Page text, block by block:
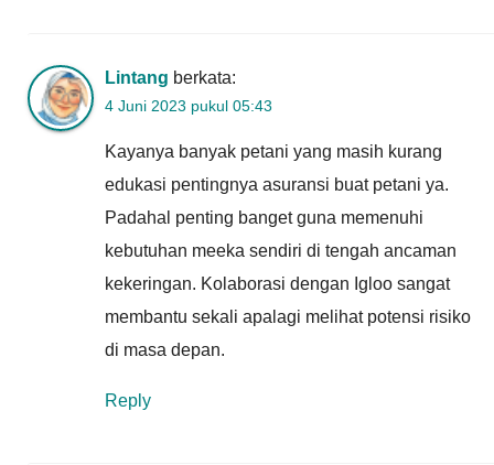
Lintang berkata:
4 Juni 2023 pukul 05:43
Kayanya banyak petani yang masih kurang
edukasi pentingnya asuransi buat petani ya.
Padahal penting banget guna memenuhi
kebutuhan meeka sendiri di tengah ancaman
kekeringan. Kolaborasi dengan Igloo sangat
membantu sekali apalagi melihat potensi risiko
di masa depan.
Reply